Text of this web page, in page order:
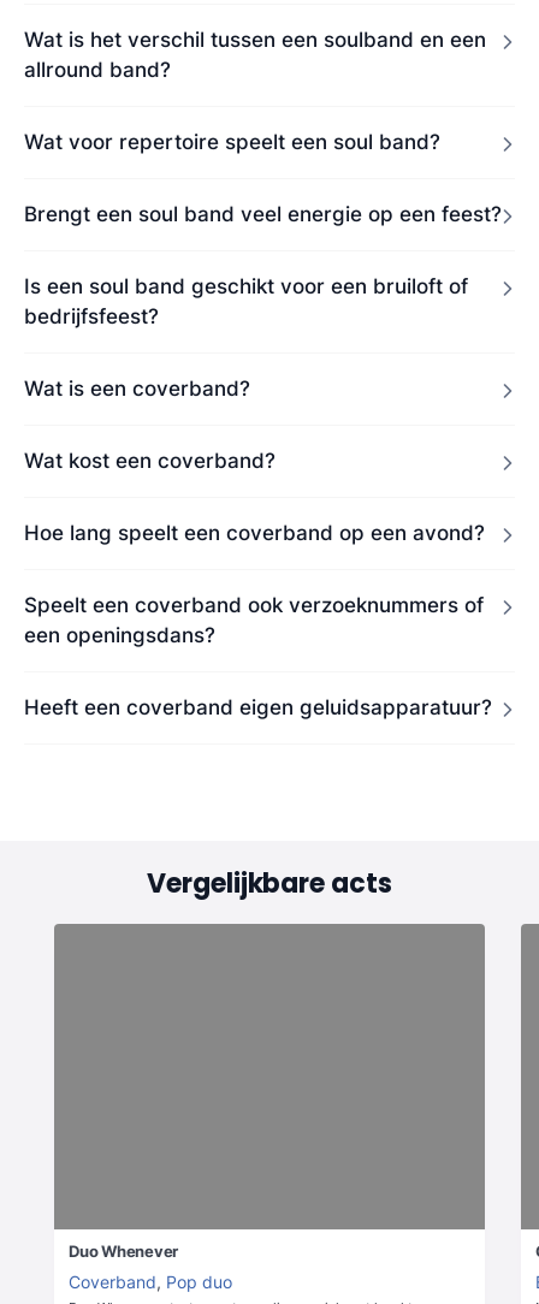
Wat is het verschil tussen een soulband en een
allround band?
Wat voor repertoire speelt een soul band?
Brengt een soul band veel energie op een feest?
Is een soul band geschikt voor een bruiloft of
bedrijfsfeest?
Wat is een coverband?
Wat kost een coverband?
Hoe lang speelt een coverband op een avond?
Speelt een coverband ook verzoeknummers of
een openingsdans?
Heeft een coverband eigen geluidsapparatuur?
Vergelijkbare acts
Duo Whenever
Coverband, Pop duo